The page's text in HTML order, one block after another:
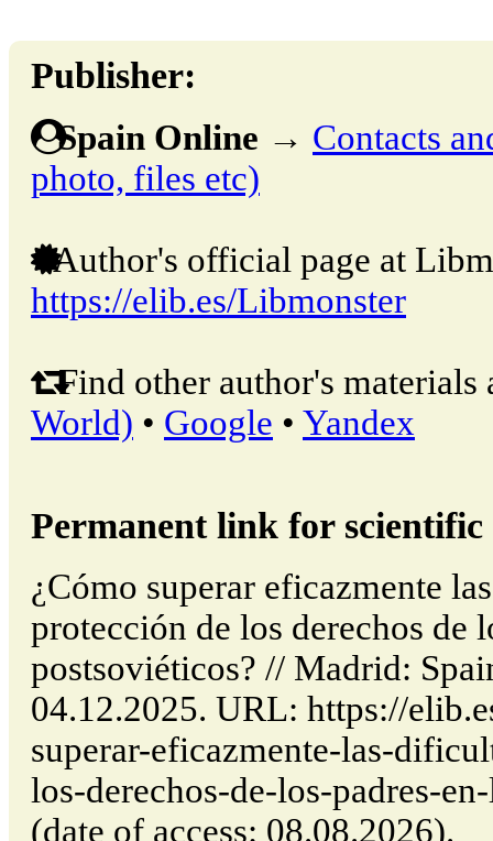
Publisher:
Spain Online → Contacts
photo, files etc)
Author's official page at
https://elib.es/Libmonster
Find other author's materials
World) • Google • Yandex
Permanent link for
¿Cómo superar eficazmente
protección de los derechos de
postsoviéticos? // Madrid:
04.12.2025. URL: https://
superar-eficazmente-las-
los-derechos-de-los-padres-
(date of access: 08.08.2026).